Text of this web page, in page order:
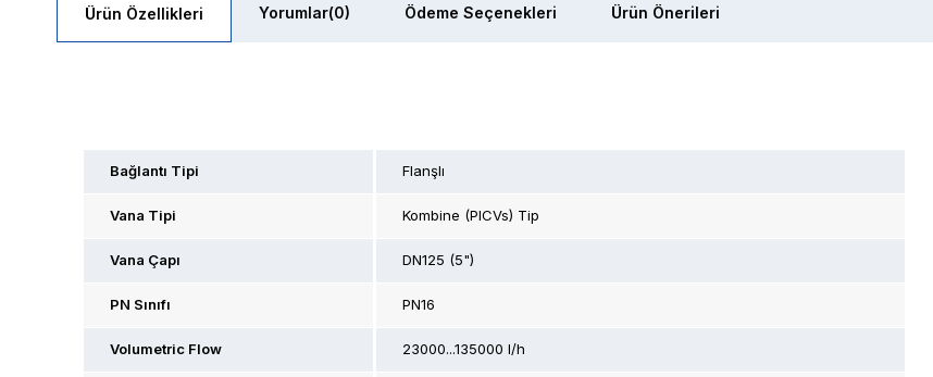
Ürün Özellikleri Yorumlar(0) Ödeme Seçenekleri Ürün Önerileri
Bağlantı Tipi Flanşlı
Vana Tipi Kombine (PICVs) Tip
Vana Çapı DN125 (5")
PN Sınıfı PN16
Volumetric Flow 23000...135000 l/h